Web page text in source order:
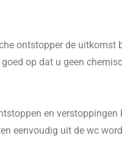
ontstopper de
op dat u geen
en
eenvoudig uit de wc